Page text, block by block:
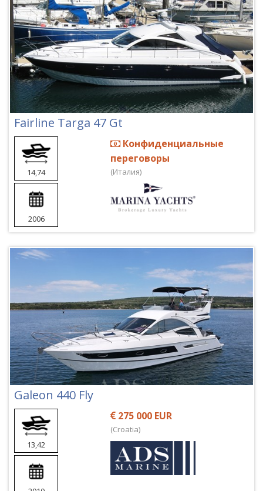
Fairline Targa 47 Gt
14,74
2006
Конфиденциальные
переговоры
(Италия)
Galeon 440 Fly
13,42
275 000 EUR
(Croatia)